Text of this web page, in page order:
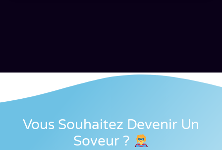
Vous Souhaitez Devenir Un
Soveur ?